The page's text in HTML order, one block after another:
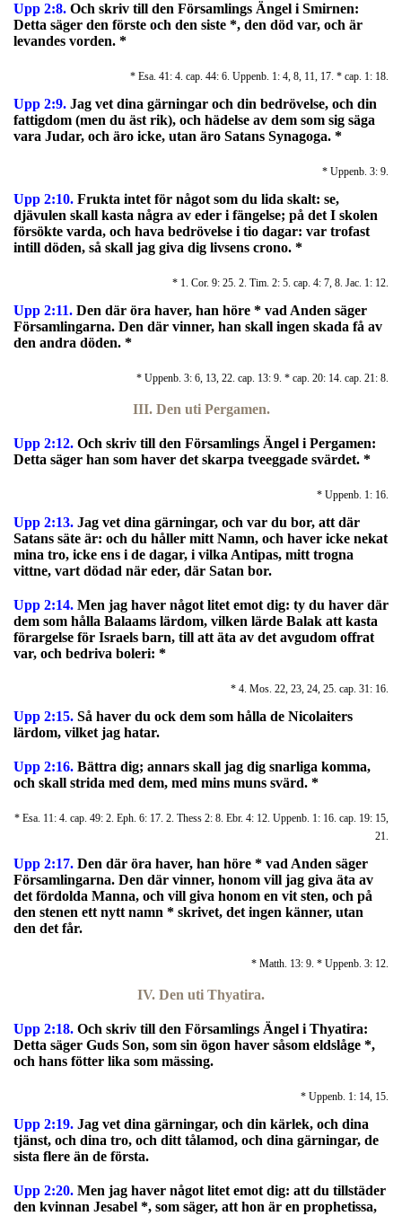
Upp 2:8. Och skriv till den Församlings Ängel i Smirnen:
Detta säger den förste och den siste *, den död var, och är
levandes vorden. *
* Esa. 41: 4. cap. 44: 6. Uppenb. 1: 4, 8, 11, 17. * cap. 1: 18.
Upp 2:9. Jag vet dina gärningar och din bedrövelse, och din
fattigdom (men du äst rik), och hädelse av dem som sig säga
vara Judar, och äro icke, utan äro Satans Synagoga. *
* Uppenb. 3: 9.
Upp 2:10. Frukta intet för något som du lida skalt: se,
djävulen skall kasta några av eder i fängelse; på det I skolen
försökte varda, och hava bedrövelse i tio dagar: var trofast
intill döden, så skall jag giva dig livsens crono. *
* 1. Cor. 9: 25. 2. Tim. 2: 5. cap. 4: 7, 8. Jac. 1: 12.
Upp 2:11. Den där öra haver, han höre * vad Anden säger
Församlingarna. Den där vinner, han skall ingen skada få av
den andra döden. *
* Uppenb. 3: 6, 13, 22. cap. 13: 9. * cap. 20: 14. cap. 21: 8.
III. Den uti Pergamen.
Upp 2:12. Och skriv till den Församlings Ängel i Pergamen:
Detta säger han som haver det skarpa tveeggade svärdet. *
* Uppenb. 1: 16.
Upp 2:13. Jag vet dina gärningar, och var du bor, att där
Satans säte är: och du håller mitt Namn, och haver icke nekat
mina tro, icke ens i de dagar, i vilka Antipas, mitt trogna
vittne, vart dödad när eder, där Satan bor.
Upp 2:14. Men jag haver något litet emot dig: ty du haver där
dem som hålla Balaams lärdom, vilken lärde Balak att kasta
förargelse för Israels barn, till att äta av det avgudom offrat
var, och bedriva boleri: *
* 4. Mos. 22, 23, 24, 25. cap. 31: 16.
Upp 2:15. Så haver du ock dem som hålla de Nicolaiters
lärdom, vilket jag hatar.
Upp 2:16. Bättra dig; annars skall jag dig snarliga komma,
och skall strida med dem, med mins muns svärd. *
* Esa. 11: 4. cap. 49: 2. Eph. 6: 17. 2. Thess 2: 8. Ebr. 4: 12. Uppenb. 1: 16. cap. 19: 15,
21.
Upp 2:17. Den där öra haver, han höre * vad Anden säger
Församlingarna. Den där vinner, honom vill jag giva äta av
det fördolda Manna, och vill giva honom en vit sten, och på
den stenen ett nytt namn * skrivet, det ingen känner, utan
den det får.
* Matth. 13: 9. * Uppenb. 3: 12.
IV. Den uti Thyatira.
Upp 2:18. Och skriv till den Församlings Ängel i Thyatira:
Detta säger Guds Son, som sin ögon haver såsom eldslåge *,
och hans fötter lika som mässing.
* Uppenb. 1: 14, 15.
Upp 2:19. Jag vet dina gärningar, och din kärlek, och dina
tjänst, och dina tro, och ditt tålamod, och dina gärningar, de
sista flere än de första.
Upp 2:20. Men jag haver något litet emot dig: att du tillstäder
den kvinnan Jesabel *, som säger, att hon är en prophetissa,